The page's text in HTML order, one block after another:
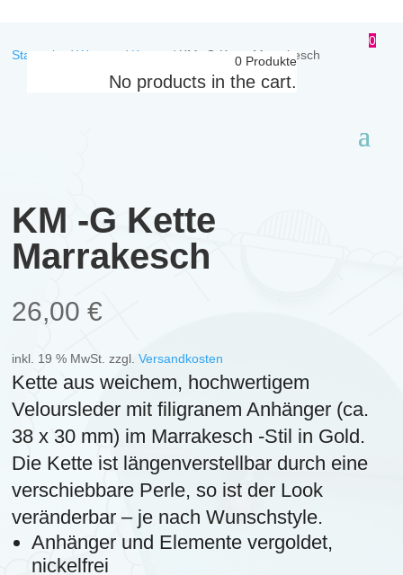
0
0 Produkte
No products in the cart.
Startseite /Women / Ketten / KM -G Kette Marrakesch
KM -G Kette
Marrakesch
26,00€
inkl. 19 % MwSt. zzgl.Versandkosten
Kette aus weichem, hochwertigem
Veloursleder mit filigranem Anhänger (ca.
38 x 30 mm) im Marrakesch -Stil in Gold.
Die Kette ist längenverstellbar durch eine
verschiebbare Perle, so ist der Look
veränderbar – je nach Wunschstyle.
Anhänger und Elemente vergoldet,
nickelfrei